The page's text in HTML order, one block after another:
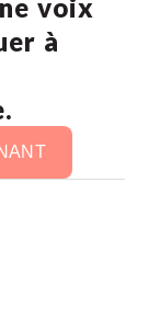
voix
à